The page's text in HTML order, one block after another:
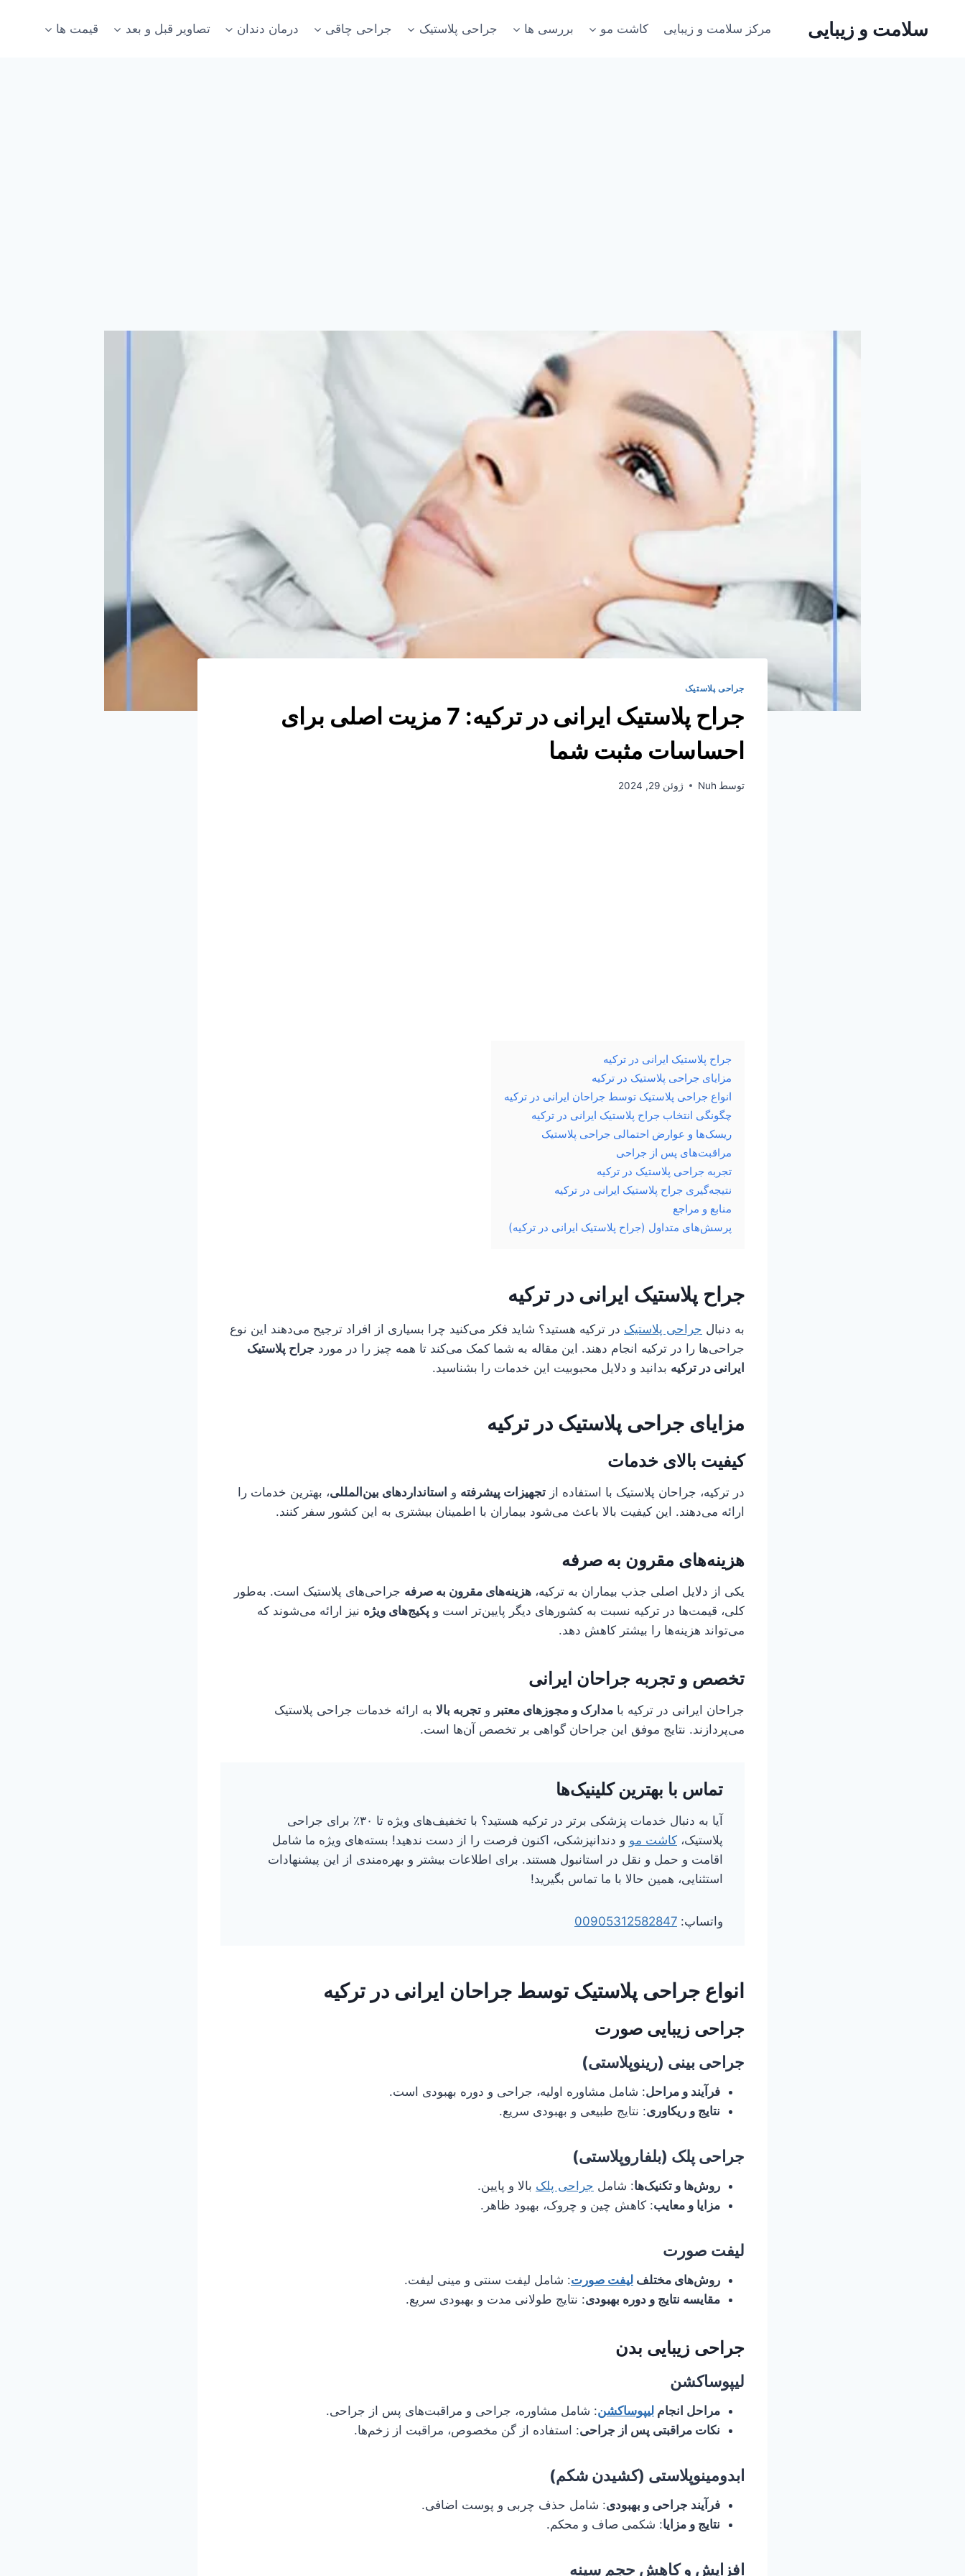
سلامت و زیبایی مرکز سلامت و زیبایی کاشت مو بررسی ها جراحی پلاستیک جراحی چاقی درمان دندان تصاویر قبل و بعد قیمت ها
جراحی پلاستیک
جراح پلاستیک ایرانی در ترکیه: 7 مزیت اصلی برای
احساسات مثبت شما
توسط Nuh ژوئن 29, 2024
جراح پلاستیک ایرانی در ترکیه
مزایای جراحی پلاستیک در ترکیه
انواع جراحی پلاستیک توسط جراحان ایرانی در ترکیه
چگونگی انتخاب جراح پلاستیک ایرانی در ترکیه
ریسک‌ها و عوارض احتمالی جراحی پلاستیک
مراقبت‌های پس از جراحی
تجربه جراحی پلاستیک در ترکیه
نتیجه‌گیری جراح پلاستیک ایرانی در ترکیه
منابع و مراجع
پرسش‌های متداول (جراح پلاستیک ایرانی در ترکیه)
جراح پلاستیک ایرانی در ترکیه
به دنبال جراحی پلاستیک در ترکیه هستید؟ شاید فکر می‌کنید چرا بسیاری از افراد ترجیح می‌دهند این نوع
جراحی‌ها را در ترکیه انجام دهند. این مقاله به شما کمک می‌کند تا همه چیز را در مورد جراح پلاستیک
ایرانی در ترکیه بدانید و دلایل محبوبیت این خدمات را بشناسید.
مزایای جراحی پلاستیک در ترکیه
کیفیت بالای خدمات
در ترکیه، جراحان پلاستیک با استفاده از تجهیزات پیشرفته و استانداردهای بین‌المللی، بهترین خدمات را
ارائه می‌دهند. این کیفیت بالا باعث می‌شود بیماران با اطمینان بیشتری به این کشور سفر کنند.
هزینه‌های مقرون به صرفه
یکی از دلایل اصلی جذب بیماران به ترکیه، هزینه‌های مقرون به صرفه جراحی‌های پلاستیک است. به‌طور
کلی، قیمت‌ها در ترکیه نسبت به کشورهای دیگر پایین‌تر است و پکیج‌های ویژه نیز ارائه می‌شوند که
می‌تواند هزینه‌ها را بیشتر کاهش دهد.
تخصص و تجربه جراحان ایرانی
جراحان ایرانی در ترکیه با مدارک و مجوزهای معتبر و تجربه بالا به ارائه خدمات جراحی پلاستیک
می‌پردازند. نتایج موفق این جراحان گواهی بر تخصص آن‌ها است.
تماس با بهترین کلینیک‌ها
آیا به دنبال خدمات پزشکی برتر در ترکیه هستید؟ با تخفیف‌های ویژه تا ۳۰٪ برای جراحی
پلاستیک، کاشت مو و دندانپزشکی، اکنون فرصت را از دست ندهید! بسته‌های ویژه ما شامل
اقامت و حمل و نقل در استانبول هستند. برای اطلاعات بیشتر و بهره‌مندی از این پیشنهادات
استثنایی، همین حالا با ما تماس بگیرید!
واتساپ: 00905312582847
انواع جراحی پلاستیک توسط جراحان ایرانی در ترکیه
جراحی زیبایی صورت
جراحی بینی (رینوپلاستی)
فرآیند و مراحل: شامل مشاوره اولیه، جراحی و دوره بهبودی است.
نتایج و ریکاوری: نتایج طبیعی و بهبودی سریع.
جراحی پلک (بلفاروپلاستی)
روش‌ها و تکنیک‌ها: شامل جراحی پلک بالا و پایین.
مزایا و معایب: کاهش چین و چروک، بهبود ظاهر.
لیفت صورت
روش‌های مختلف لیفت صورت: شامل لیفت سنتی و مینی لیفت.
مقایسه نتایج و دوره بهبودی: نتایج طولانی مدت و بهبودی سریع.
جراحی زیبایی بدن
لیپوساکشن
مراحل انجام لیپوساکشن: شامل مشاوره، جراحی و مراقبت‌های پس از جراحی.
نکات مراقبتی پس از جراحی: استفاده از گن مخصوص، مراقبت از زخم‌ها.
ابدومینوپلاستی (کشیدن شکم)
فرآیند جراحی و بهبودی: شامل حذف چربی و پوست اضافی.
نتایج و مزایا: شکمی صاف و محکم.
افزایش و کاهش حجم سینه